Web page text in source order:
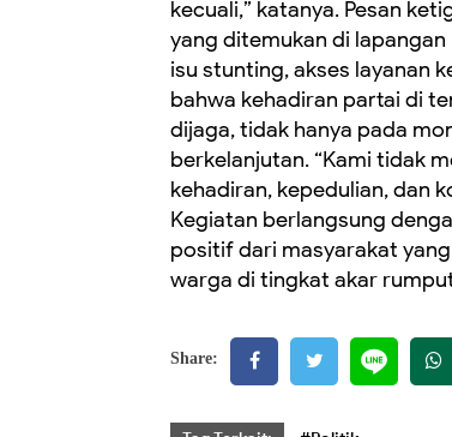
kecuali,” katanya. Pesan
yang ditemukan di
isu stunting, akses layanan
bahwa kehadiran partai di
dijaga, tidak hanya pada
berkelanjutan. “Kami tidak
kehadiran, kepedulian, dan
Kegiatan berlangsung
positif dari masyarakat
warga di tingkat akar
Share: